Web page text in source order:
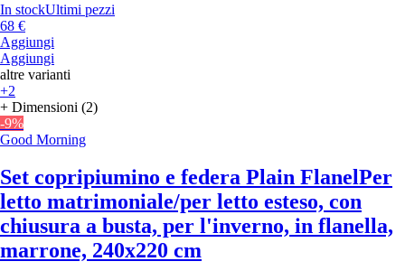
In stockUltimi pezzi
68 €
Aggiungi
Aggiungi
altre varianti
+2
+ Dimensioni (2)
-9%
Good Morning
Set copripiumino e federa Plain FlanelPer
letto matrimoniale/per letto esteso, con
chiusura a busta, per l'inverno, in flanella,
marrone, 240x220 cm